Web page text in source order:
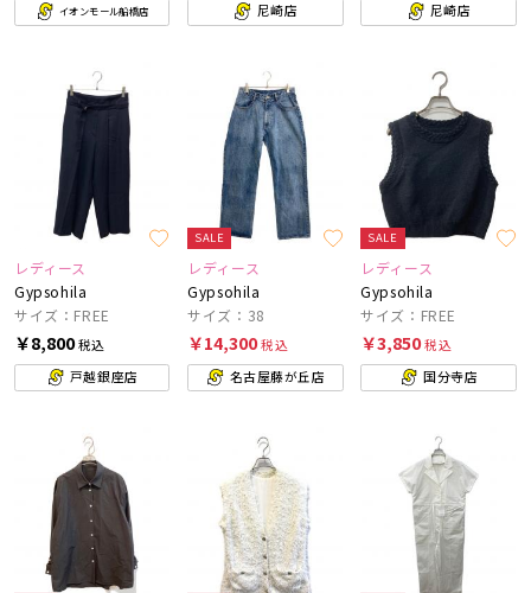
イオンモール船橋店
尼崎店
尼崎店
レディース
Gypsohila
サイズ：FREE
￥8,800税込
戸越銀座店
SALE
レディース
Gypsohila
サイズ：38
￥14,300税込
名古屋藤が丘店
SALE
レディース
Gypsohila
サイズ：FREE
￥3,850税込
国分寺店